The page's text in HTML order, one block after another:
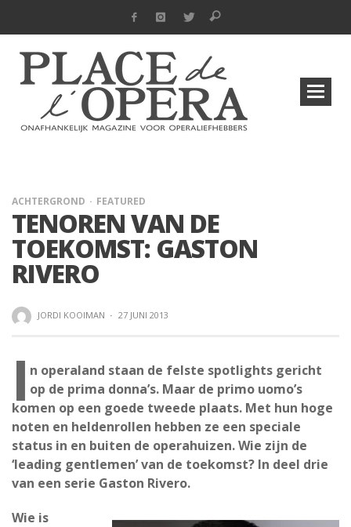
ACHTERGROND FEATURED
TENOREN VAN DE
TOEKOMST: GASTON
RIVERO
JORDI KOOIMAN · 27 JUNI 2013
I n operaland staan de felste spotlights gericht
op de prima donna’s. Maar de primo uomo’s
komen op een goede tweede plaats. Met hun hoge
noten en heldenrollen hebben ze een speciale
status in en buiten de operahuizen. Wie zijn de
‘leading gentlemen’ van de toekomst? In deel drie
van een serie Gaston Rivero.
Wie is